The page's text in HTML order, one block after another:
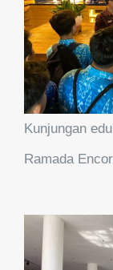
Kunjungan
Ramada